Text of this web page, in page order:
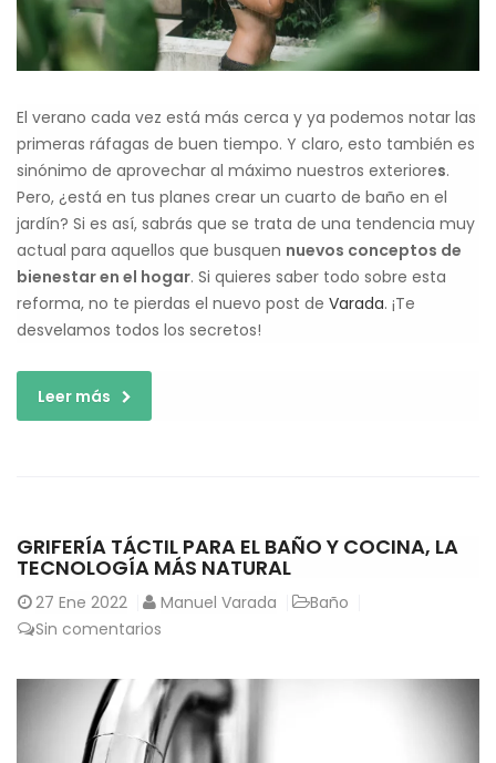
El verano cada vez está más cerca y ya podemos notar las
primeras ráfagas de buen tiempo. Y claro, esto también es
sinónimo de aprovechar al máximo nuestros exteriores.
Pero, ¿está en tus planes crear un cuarto de baño en el
jardín? Si es así, sabrás que se trata de una tendencia muy
actual para aquellos que busquen nuevos conceptos de
bienestar en el hogar. Si quieres saber todo sobre esta
reforma, no te pierdas el nuevo post de Varada. ¡Te
desvelamos todos los secretos!
Leer más
GRIFERÍA TÁCTIL PARA EL BAÑO Y COCINA, LA
TECNOLOGÍA MÁS NATURAL
27 Ene 2022 Manuel Varada
Baño
Sin comentarios